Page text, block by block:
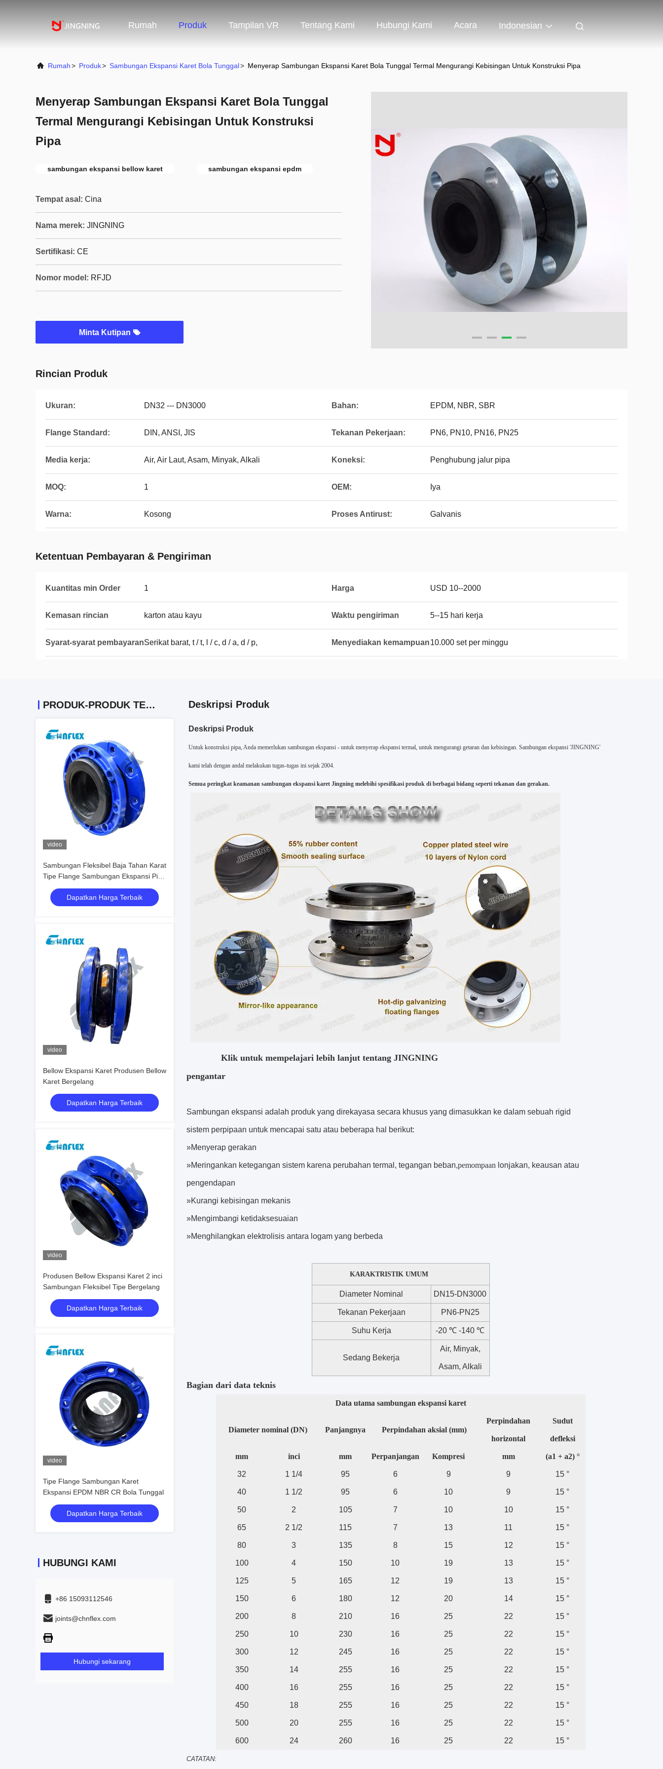
Rumah Produk Tampilan VR Tentang Kami Hubungi Kami Acara Indonesian
Rumah> Produk> Sambungan Ekspansi Karet Bola Tunggal> Menyerap Sambungan Ekspansi Karet Bola Tunggal Termal Mengurangi Kebisingan Untuk Konstruksi Pipa
Menyerap Sambungan Ekspansi Karet Bola Tunggal
Termal Mengurangi Kebisingan Untuk Konstruksi
Pipa
sambungan ekspansi bellow karet sambungan ekspansi epdm
Tempat asal: Cina
Nama merek: JINGNING
Sertifikasi: CE
Nomor model: RFJD
Minta Kutipan
Rincian Produk
Ukuran: DN32 --- DN3000 Bahan: EPDM, NBR, SBR
Flange Standard: DIN, ANSI, JIS Tekanan Pekerjaan: PN6, PN10, PN16, PN25
Media kerja: Air, Air Laut, Asam, Minyak, Alkali Koneksi: Penghubung jalur pipa
MOQ: 1 OEM: Iya
Warna: Kosong Proses Antirust: Galvanis
Ketentuan Pembayaran & Pengiriman
Kuantitas min Order 1 Harga USD 10--2000
Kemasan rincian karton atau kayu Waktu pengiriman 5--15 hari kerja
Syarat-syarat pembayaranSerikat barat, t / t, l / c, d / a, d / p, Menyediakan kemampuan10.000 set per minggu
PRODUK-PRODUK TERKAIT
video
Sambungan Fleksibel Baja Tahan Karat
Tipe Flange Sambungan Ekspansi Pipa
Khusus
Dapatkan Harga Terbaik
video
Bellow Ekspansi Karet Produsen Bellow
Karet Bergelang
Dapatkan Harga Terbaik
video
Produsen Bellow Ekspansi Karet 2 inci
Sambungan Fleksibel Tipe Bergelang
Dapatkan Harga Terbaik
video
Tipe Flange Sambungan Karet
Ekspansi EPDM NBR CR Bola Tunggal
Dapatkan Harga Terbaik
HUBUNGI KAMI
+86 15093112546
joints@chnflex.com
Hubungi sekarang
Deskripsi Produk
Deskripsi Produk
Untuk konstruksi pipa, Anda memerlukan sambungan ekspansi - untuk menyerap ekspansi termal, untuk mengurangi getaran dan kebisingan. Sambungan ekspansi 'JINGNING'
kami telah dengan andal melakukan tugas-tugas ini sejak 2004.
Semua peringkat keamanan sambungan ekspansi karet Jingning melebihi spesifikasi produk di berbagai bidang seperti tekanan dan gerakan.
Klik untuk mempelajari lebih lanjut tentang JINGNING
pengantar
Sambungan ekspansi adalah produk yang direkayasa secara khusus yang dimasukkan ke dalam sebuah rigid
sistem perpipaan untuk mencapai satu atau beberapa hal berikut:
»Menyerap gerakan
»Meringankan ketegangan sistem karena perubahan termal, tegangan beban,pemompaan lonjakan, keausan atau
pengendapan
»Kurangi kebisingan mekanis
»Mengimbangi ketidaksesuaian
»Menghilangkan elektrolisis antara logam yang berbeda
KARAKTRISTIK UMUM
Diameter Nominal DN15-DN3000
Tekanan Pekerjaan PN6-PN25
Suhu Kerja -20 ℃ -140 ℃
Sedang Bekerja
Air, Minyak,
Asam, Alkali
Bagian dari data teknis
Data utama sambungan ekspansi karet
Diameter nominal (DN) Panjangnya Perpindahan aksial (mm)
Perpindahan
horizontal
Sudut
defleksi
mm inci mm Perpanjangan Kompresi mm (a1 + a2) °
32 1 1/4 95 6 9 9 15 °
40 1 1/2 95 6 10 9 15 °
50 2 105 7 10 10 15 °
65 2 1/2 115 7 13 11 15 °
80 3 135 8 15 12 15 °
100 4 150 10 19 13 15 °
125 5 165 12 19 13 15 °
150 6 180 12 20 14 15 °
200 8 210 16 25 22 15 °
250 10 230 16 25 22 15 °
300 12 245 16 25 22 15 °
350 14 255 16 25 22 15 °
400 16 255 16 25 22 15 °
450 18 255 16 25 22 15 °
500 20 255 16 25 22 15 °
600 24 260 16 25 22 15 °
CATATAN: